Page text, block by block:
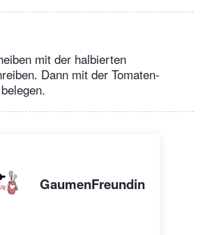
mit der halbierten
Dann mit der Tomaten-
GaumenFreundin